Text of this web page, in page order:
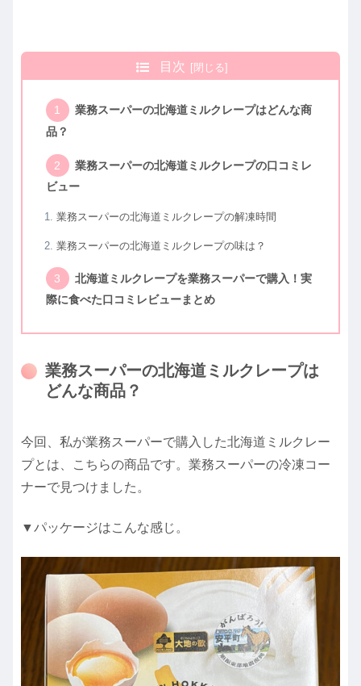
目次
業務スーパーの北海道ミルクレープはどんな商
品？
業務スーパーの北海道ミルクレープの口コミレ
ビュー
業務スーパーの北海道ミルクレープの解凍時間
業務スーパーの北海道ミルクレープの味は？
北海道ミルクレープを業務スーパーで購入！実
際に食べた口コミレビューまとめ
業務スーパーの北海道ミルクレープは
どんな商品？
今回、私が業務スーパーで購入した北海道ミルクレー
プとは、こちらの商品です。業務スーパーの冷凍コー
ナーで見つけました。
▼パッケージはこんな感じ。